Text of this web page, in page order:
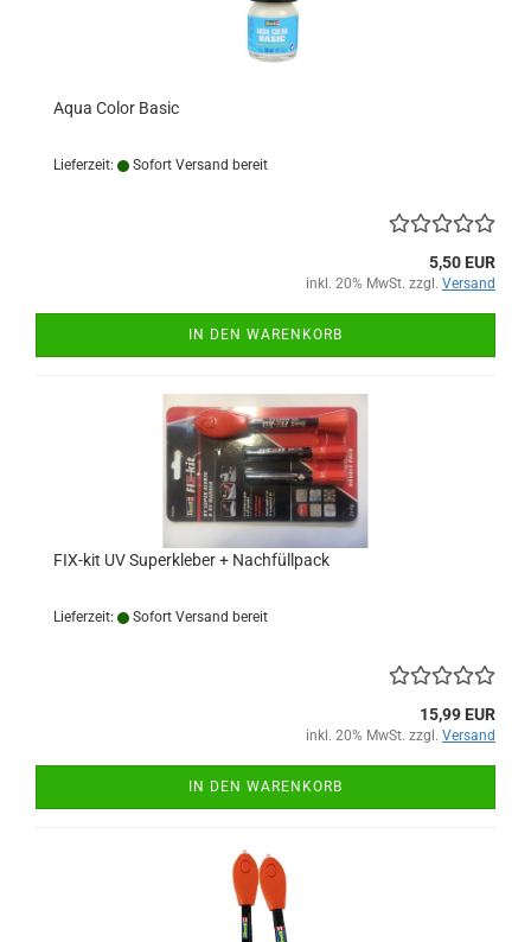
Aqua Color Basic
Lieferzeit: Sofort Versand bereit
5,50 EUR
inkl. 20% MwSt. zzgl. Versand
IN DEN WARENKORB
FIX-kit UV Superkleber + Nachfüllpack
Lieferzeit: Sofort Versand bereit
15,99 EUR
inkl. 20% MwSt. zzgl. Versand
IN DEN WARENKORB